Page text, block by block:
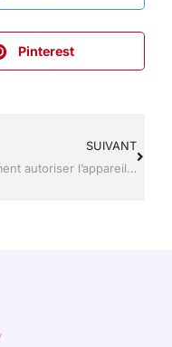
Pinterest
SUIVANT
comment autoriser l’appareil photo sur snap ?